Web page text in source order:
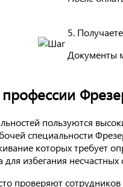
5.
Документы
пользуются
специальности
которых требует
для избегания
проверяют